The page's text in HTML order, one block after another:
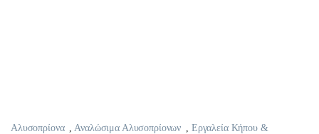
Αλυσοπρίονα Αναλώσιμα Αλυσοπρίονων
Εργαλεία Κήπου &